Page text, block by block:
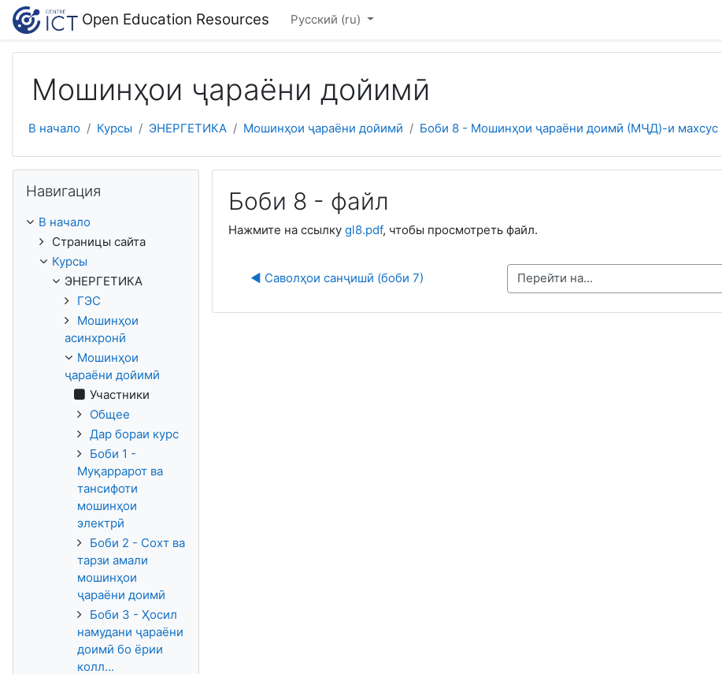
Перейти к основному содержанию
Open Education Resources Русский ‎(ru)‎
Мошинҳои ҷараёни дойимӣ
В начало Курсы ЭНЕРГЕТИКА Мошинҳои ҷараёни дойимӣ Боби 8 - Мошинҳои ҷараёни доимӣ (МҶД)-и махсус
Боби 8 - файл
Нажмите на ссылку gl8.pdf, чтобы просмотреть файл.
◀︎ Саволҳои санҷишӣ (боби 7) Перейти на...
Навигация
В начало
Страницы сайта
Курсы
ЭНЕРГЕТИКА
ГЭС
Мошинҳои
асинхронӣ
Мошинҳои
ҷараёни дойимӣ
Участники
Общее
Дар бораи курс
Боби 1 -
Муқаррарот ва
тансифоти
мошинҳои
электрӣ
Боби 2 - Сохт ва
тарзи амали
мошинҳои
ҷараёни доимӣ
Боби 3 - Ҳосил
намудани ҷараёни
доимӣ бо ёрии
колл...